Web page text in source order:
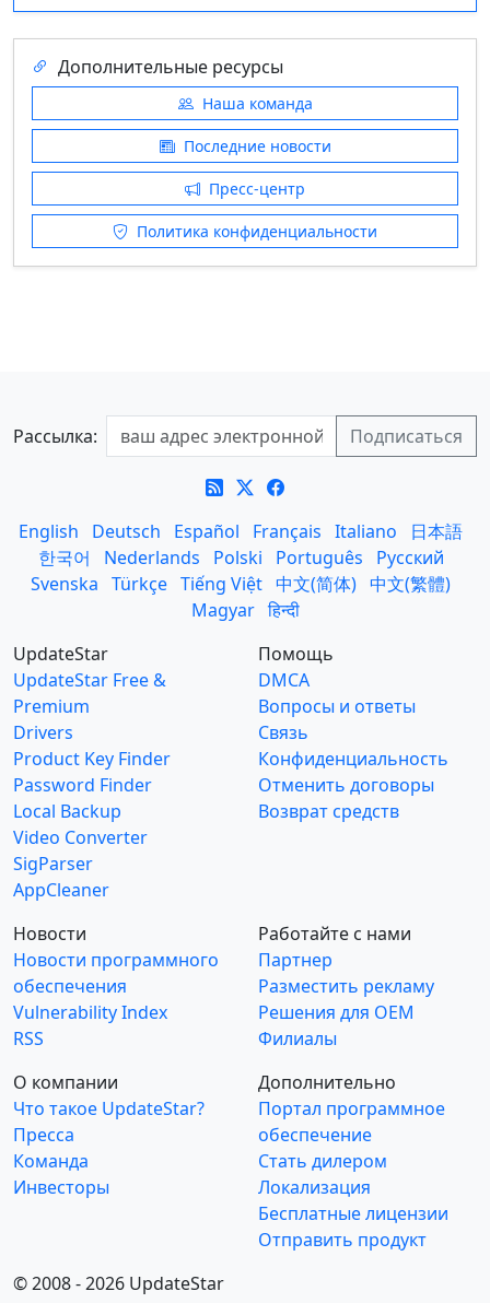
Дополнительные ресурсы
Наша команда
Последние новости
Пресс‑центр
Политика конфиденциальности
Рассылка:
English Deutsch Español Français Italiano
日本語
한국어
Nederlands Polski Português
Русский
Svenska Türkçe Tiếng Việt 中文(简体) 中文(繁體)
Magyar हिन्दी
UpdateStar
UpdateStar Free &
Premium
Drivers
Product Key Finder
Password Finder
Local Backup
Video Converter
SigParser
AppCleaner
Помощь
DMCA
Вопросы и ответы
Связь
Конфиденциальность
Отменить договоры
Возврат средств
Новости
Новости программного
обеспечения
Vulnerability Index
RSS
Работайте с нами
Партнер
Разместить рекламу
Решения для OEM
Филиалы
О компании
Что такое UpdateStar?
Пресса
Команда
Инвесторы
Дополнительно
Портал программное
обеспечение
Стать дилером
Локализация
Бесплатные лицензии
Отправить продукт
© 2008 - 2026 UpdateStar